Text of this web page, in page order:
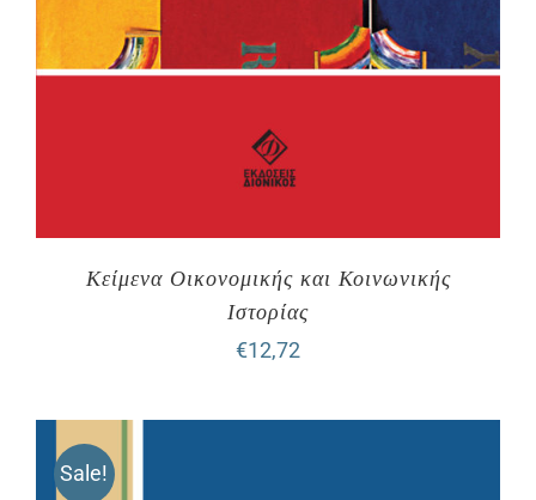
Κείμενα Οικονομικής και Κοινωνικής
Ιστορίας
€12,72
Sale!